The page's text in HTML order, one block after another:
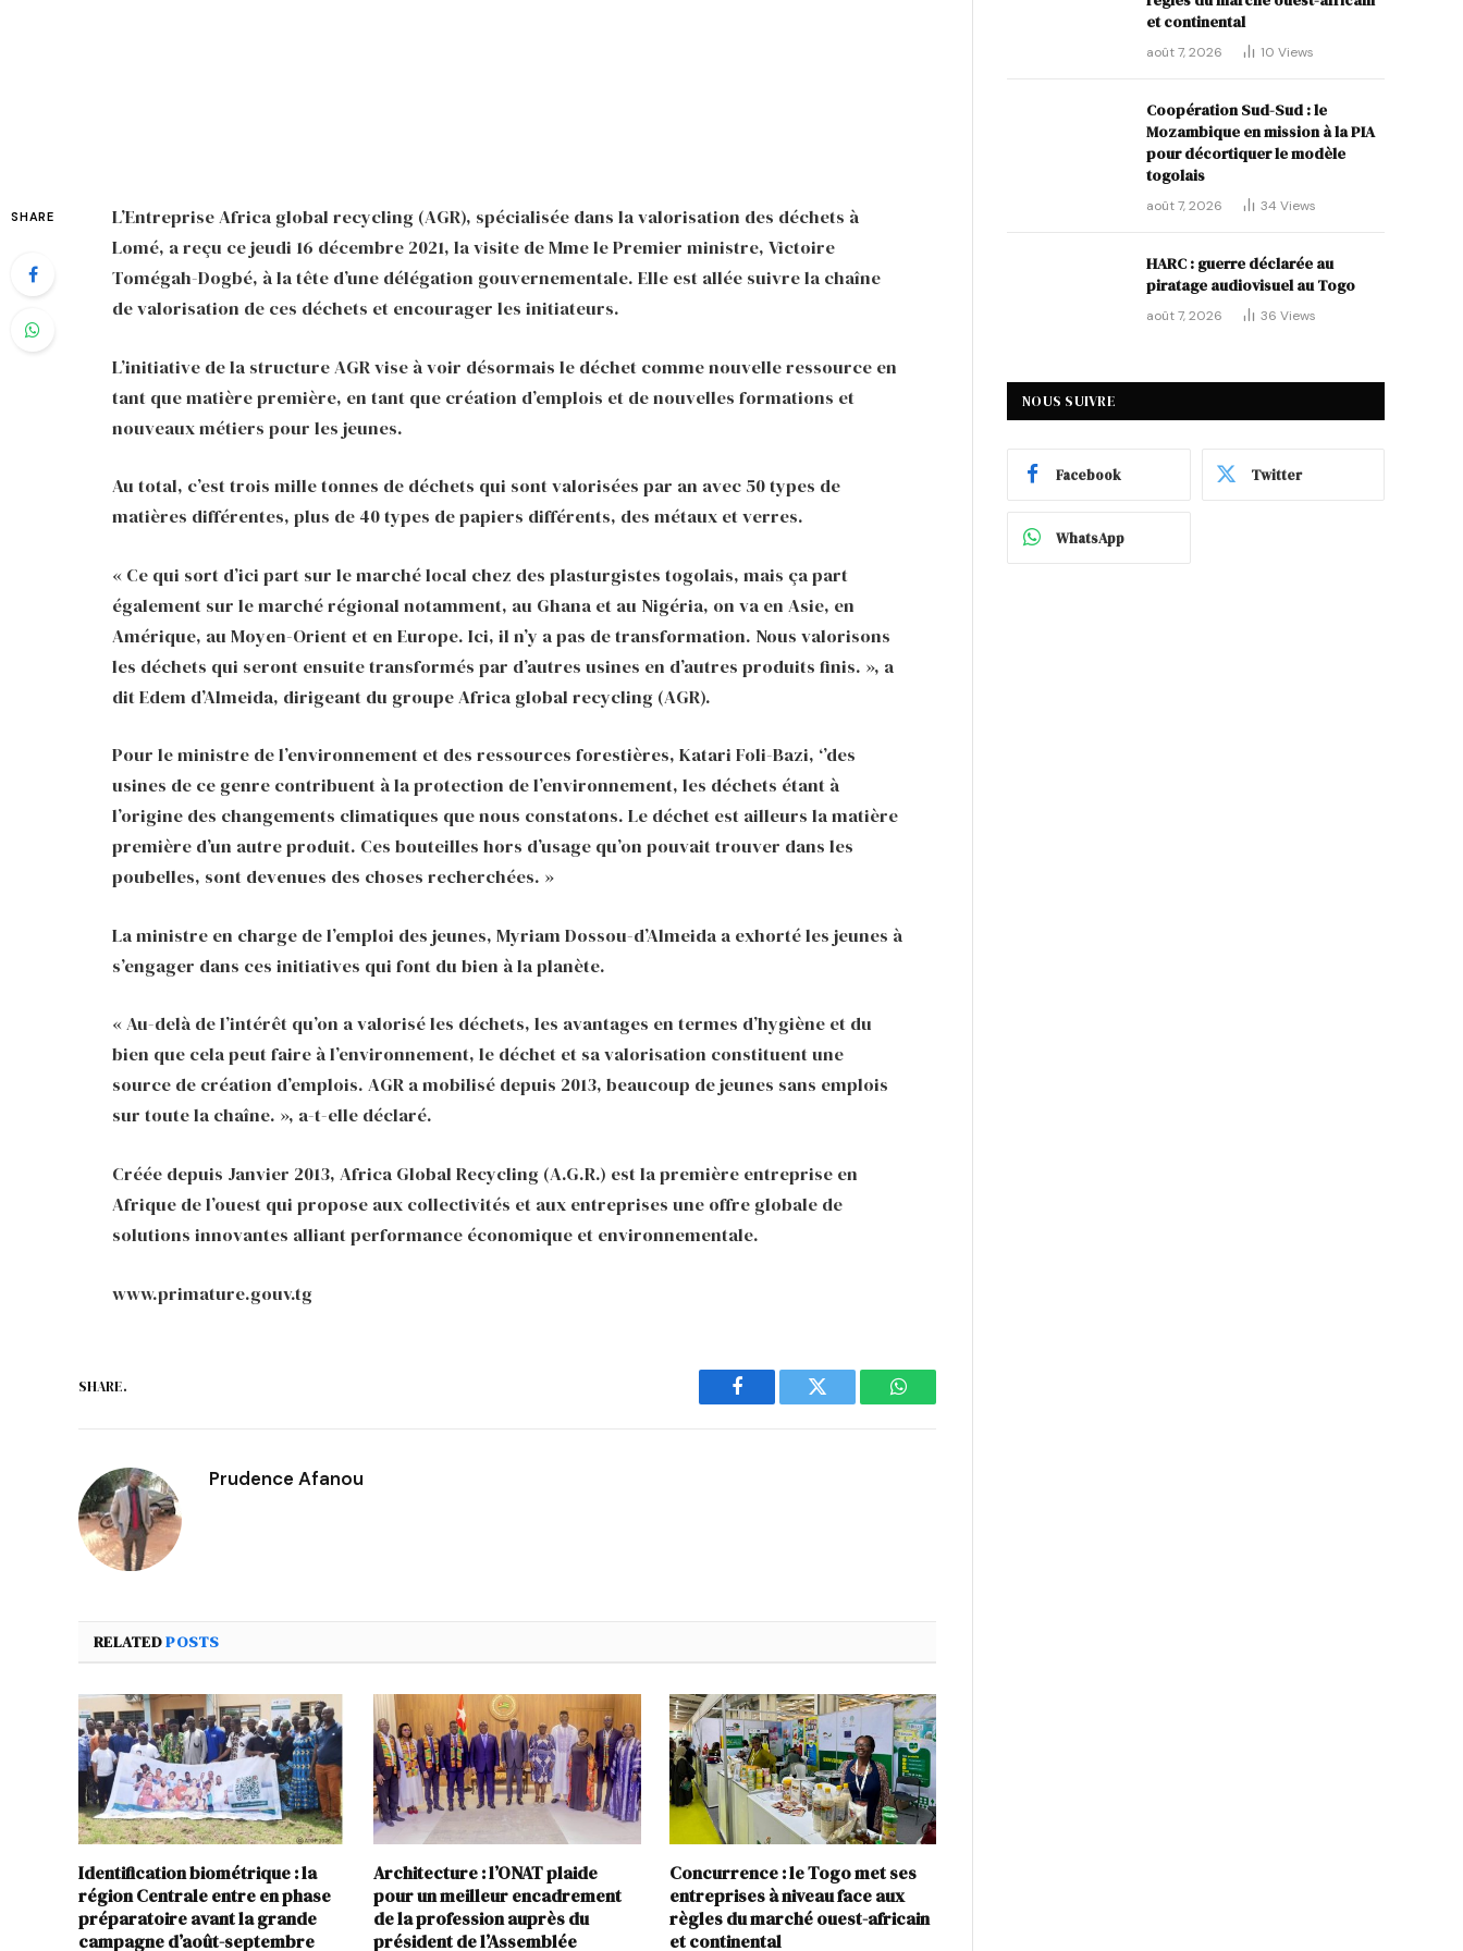
SHARE
L’Entreprise Africa global recycling (AGR), spécialisée dans la valorisation des déchets à
Lomé, a reçu ce jeudi 16 décembre 2021, la visite de Mme le Premier ministre, Victoire
Tomégah-Dogbé, à la tête d’une délégation gouvernementale. Elle est allée suivre la chaîne
de valorisation de ces déchets et encourager les initiateurs.
L’initiative de la structure AGR vise à voir désormais le déchet comme nouvelle ressource en
tant que matière première, en tant que création d’emplois et de nouvelles formations et
nouveaux métiers pour les jeunes.
Au total, c’est trois mille tonnes de déchets qui sont valorisées par an avec 50 types de
matières différentes, plus de 40 types de papiers différents, des métaux et verres.
« Ce qui sort d’ici part sur le marché local chez des plasturgistes togolais, mais ça part
également sur le marché régional notamment, au Ghana et au Nigéria, on va en Asie, en
Amérique, au Moyen-Orient et en Europe. Ici, il n’y a pas de transformation. Nous valorisons
les déchets qui seront ensuite transformés par d’autres usines en d’autres produits finis. », a
dit Edem d’Almeida, dirigeant du groupe Africa global recycling (AGR).
Pour le ministre de l’environnement et des ressources forestières, Katari Foli-Bazi, ‘’des
usines de ce genre contribuent à la protection de l’environnement, les déchets étant à
l’origine des changements climatiques que nous constatons. Le déchet est ailleurs la matière
première d’un autre produit. Ces bouteilles hors d’usage qu’on pouvait trouver dans les
poubelles, sont devenues des choses recherchées. »
La ministre en charge de l’emploi des jeunes, Myriam Dossou-d’Almeida a exhorté les jeunes à
s’engager dans ces initiatives qui font du bien à la planète.
« Au-delà de l’intérêt qu’on a valorisé les déchets, les avantages en termes d’hygiène et du
bien que cela peut faire à l’environnement, le déchet et sa valorisation constituent une
source de création d’emplois. AGR a mobilisé depuis 2013, beaucoup de jeunes sans emplois
sur toute la chaîne. », a-t-elle déclaré.
Créée depuis Janvier 2013, Africa Global Recycling (A.G.R.) est la première entreprise en
Afrique de l’ouest qui propose aux collectivités et aux entreprises une offre globale de
solutions innovantes alliant performance économique et environnementale.
www.primature.gouv.tg
SHARE.
Facebook Twitter WhatsApp
Prudence Afanou
RELATEDPOSTS
Identification biométrique : la
région Centrale entre en phase
préparatoire avant la grande
campagne d’août-septembre
Architecture : l’ONAT plaide
pour un meilleur encadrement
de la profession auprès du
président de l’Assemblée
Concurrence : le Togo met ses
entreprises à niveau face aux
règles du marché ouest-africain
et continental
et continental
août 7, 2026 10 Views
Coopération Sud-Sud : le
Mozambique en mission à la PIA
pour décortiquer le modèle
togolais
août 7, 2026 34 Views
HARC : guerre déclarée au
piratage audiovisuel au Togo
août 7, 2026 36 Views
NOUS SUIVRE
Facebook Twitter
WhatsApp